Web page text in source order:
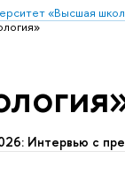
«Высшая
Интервью с